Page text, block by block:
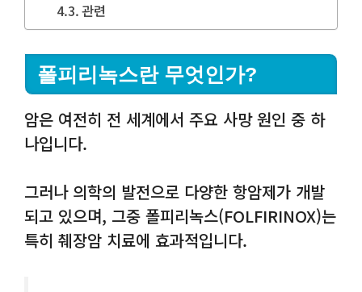
관련
폴피리녹스란 무엇인가?
암은 여전히 전 세계에서 주요 사망 원인 중 하
나입니다.
그러나 의학의 발전으로 다양한 항암제가 개발
되고 있으며, 그중 폴피리녹스(FOLFIRINOX)는
특히 췌장암 치료에 효과적입니다.